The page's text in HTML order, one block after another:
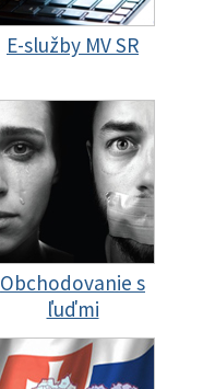
E-služby MV SR
Obchodovanie s
ľuďmi